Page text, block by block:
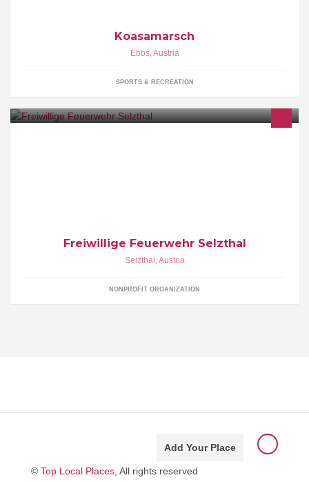
Koasamarsch
Ebbs,Austria
SPORTS & RECREATION
Freiwillige Feuerwehr Selzthal
Selzthal ,Austria
NONPROFIT ORGANIZATION
Add Your Place
© Top Local Places , All rights reserved